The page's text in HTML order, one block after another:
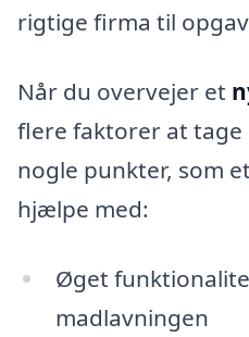
rigtige firma til
Når du overvejer et
flere faktorer at tage
nogle punkter, som
hjælpe med:
Øget
madlavningen